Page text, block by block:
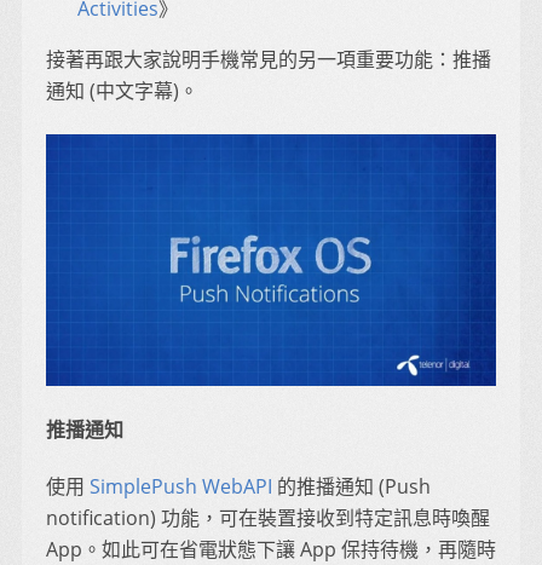
Activities》
接著再跟大家說明手機常見的另一項重要功能：推播
通知 (中文字幕)。
推播通知
使用 SimplePush WebAPI 的推播通知 (Push
notification) 功能，可在裝置接收到特定訊息時喚醒
App。如此可在省電狀態下讓 App 保持待機，再隨時